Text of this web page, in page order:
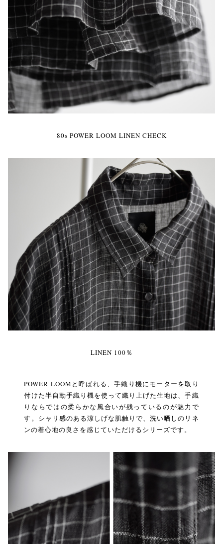
80s POWER LOOM LINEN CHECK
LINEN 100％
POWER LOOMと呼ばれる、手織り機にモーターを取り
付けた半自動手織り機を使って織り上げた生地は、手織
りならではの柔らかな風合いが残っているのが魅力で
す。シャリ感のある涼しげな肌触りで、洗い晒しのリネ
ンの着心地の良さを感じていただけるシリーズです。